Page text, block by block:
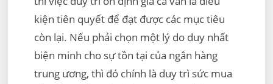
kiện tiên quyết để đạt được các mục tiêu
còn lại. Nếu phải chọn một lý do duy nhất
biện minh cho sự tồn tại của ngân hàng
trung ương, thì đó chính là duy trì sức mua